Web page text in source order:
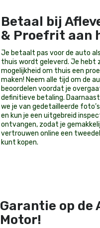
Betaal bij
& Proefrit aan
Je betaalt pas voor de auto
thuis wordt geleverd. Je hebt
mogelijkheid om thuis een
maken! Neem alle tijd om de
beoordelen voordat je
definitieve betaling.
we je van gedetailleerde foto’s
en kun je een uitgebreid
ontvangen, zodat je
vertrouwen online een
kunt kopen.
Garantie op de
Motor!